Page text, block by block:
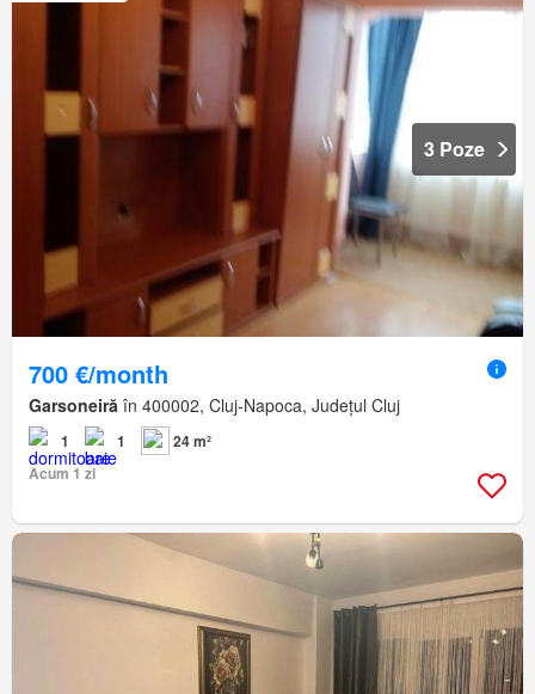
3 Poze
700 €/month
Garsoneiră în 400002, Cluj-Napoca, Județul Cluj
1 1
24 m²
Acum 1 zi